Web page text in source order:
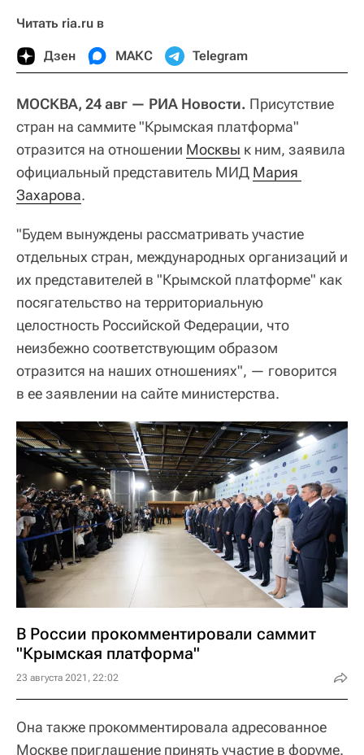
Читать ria.ru в
Дзен МАКС Telegram
МОСКВА, 24 авг — РИА Новости. Присутствие
стран на саммите "Крымская платформа"
отразится на отношении Москвы к ним, заявила
официальный представитель МИД Мария
Захарова.
"Будем вынуждены рассматривать участие
отдельных стран, международных организаций и
их представителей в "Крымской платформе" как
посягательство на территориальную
целостность Российской Федерации, что
неизбежно соответствующим образом
отразится на наших отношениях", — говорится
в ее заявлении на сайте министерства.
В России прокомментировали саммит
"Крымская платформа"
23 августа 2021, 22:02
Она также прокомментировала адресованное
Москве приглашение принять участие в форуме.